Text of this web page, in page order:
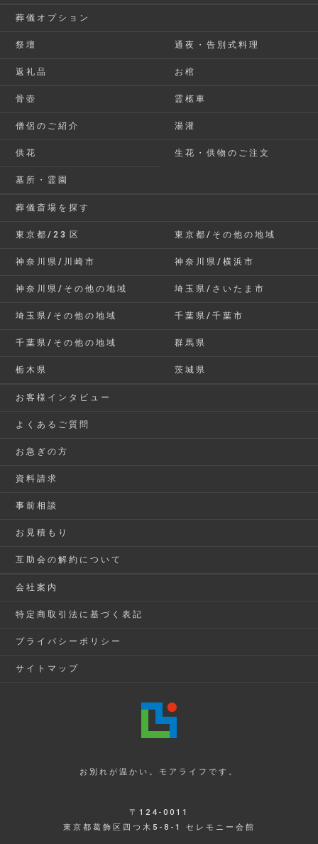
葬儀オプション
祭壇 通夜・告別式料理
返礼品 お棺
骨壺 霊柩車
僧侶のご紹介 湯灌
供花 生花・供物のご注文
墓所・霊園
葬儀斎場を探す
東京都/23区 東京都/その他の地域
神奈川県/川崎市 神奈川県/横浜市
神奈川県/その他の地域 埼玉県/さいたま市
埼玉県/その他の地域 千葉県/千葉市
千葉県/その他の地域 群馬県
栃木県 茨城県
お客様インタビュー
よくあるご質問
お急ぎの方
資料請求
事前相談
お見積もり
互助会の解約について
会社案内
特定商取引法に基づく表記
プライバシーポリシー
サイトマップ
お別れが温かい。モアライフです。
〒124-0011
東京都葛飾区四つ木5-8-1 セレモニー会館